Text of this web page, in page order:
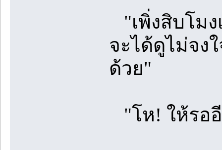
"เพิ่งสิบโมง
จะได้ดูไม่จง
ด้วย"
"โห! ให้รอ